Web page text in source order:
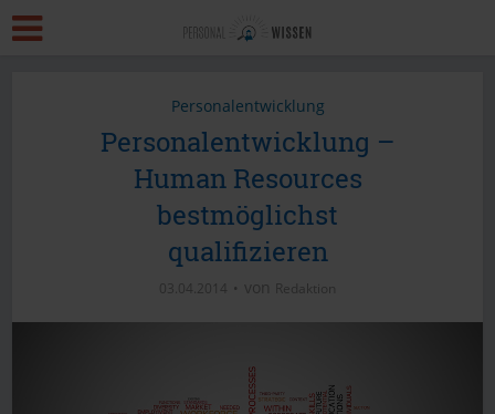
Personalentwicklung
Personalentwicklung –
Human Resources
bestmöglichst
qualifizieren
03.04.2014 von Redaktion